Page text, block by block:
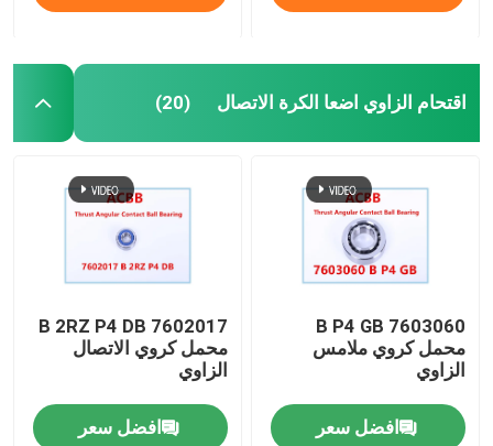
اقتحام الزاوي اضعا الكرة الاتصال (20)
7603060 B P4 GB
محمل كروي ملامس
الزاوي
افضل سعر
7602017 B 2RZ P4 DB
محمل كروي الاتصال
الزاوي
افضل سعر